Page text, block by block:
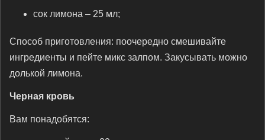
сок лимона – 25 мл;
Способ приготовления: поочередно смешивайте
ингредиенты и пейте микс залпом. Закусывать можно
долькой лимона.
Черная кровь
Вам понадобятся: